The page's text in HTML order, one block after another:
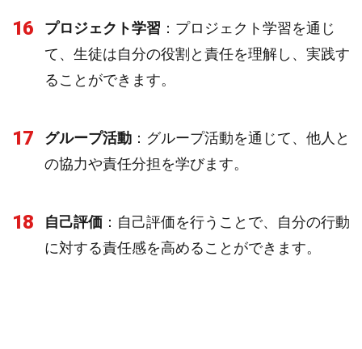
16 プロジェクト学習 ：プロジェクト学習を通じ
て、生徒は自分の役割と責任を理解し、実践す
ることができます。
17 グループ活動 ：グループ活動を通じて、他人と
の協力や責任分担を学びます。
18 自己評価 ：自己評価を行うことで、自分の行動
に対する責任感を高めることができます。